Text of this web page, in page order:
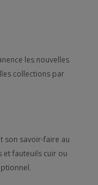
les nouvelles
collections par
son savoir-faire au
et fauteuils cuir ou